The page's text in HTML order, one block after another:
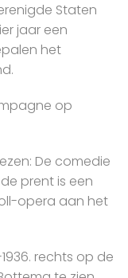
Staten
jaar een
het
op
De comedie
prent is een
opera aan het
rechts op de